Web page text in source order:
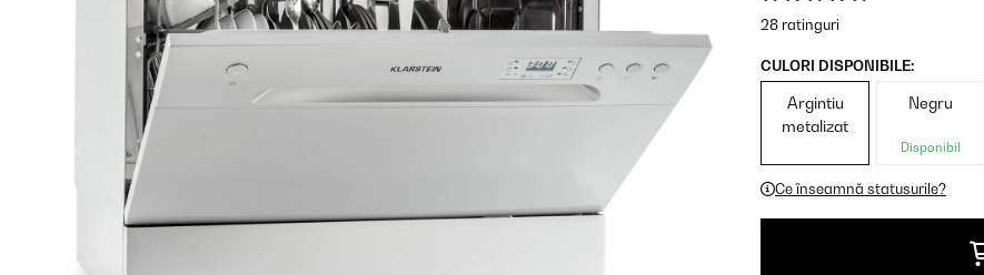
28 ratinguri
CULORI DISPONIBILE:
Argintiu
metalizat
Negru
Disponibil
Ce înseamnă statusurile?